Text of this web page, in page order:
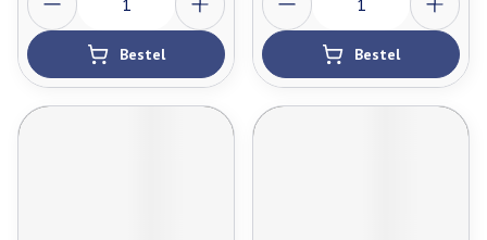
Bestel Bestel